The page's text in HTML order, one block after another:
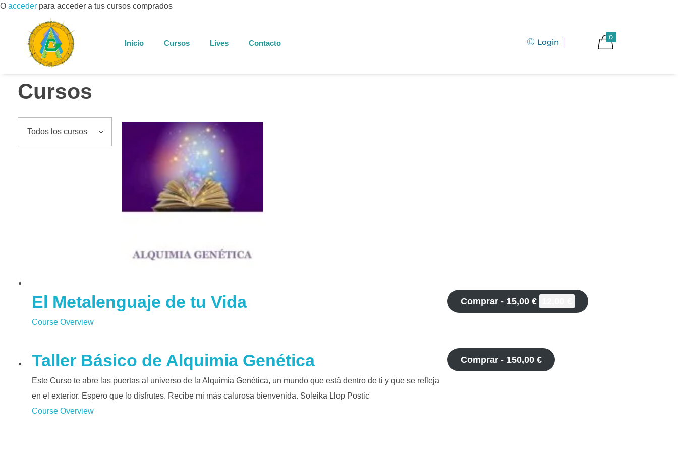
O acceder para acceder a tus cursos comprados
Inicio Cursos Lives Contacto Login
0
Cursos
El Metalenguaje de tu Vida
Course Overview
Comprar -15,00€
Taller Básico de Alquimia Genética
Este Curso te abre las puertas al universo de la Alquimia Genética, un mundo que está dentro de ti y que se refleja
en el exterior. Espero que lo disfrutes. Recibe mi más calurosa bienvenida. Soleika Llop Postic
Course Overview
Comprar - 150,00 €